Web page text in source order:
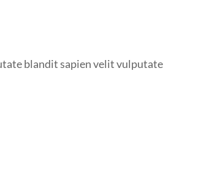
blandit sapien velit vulputate